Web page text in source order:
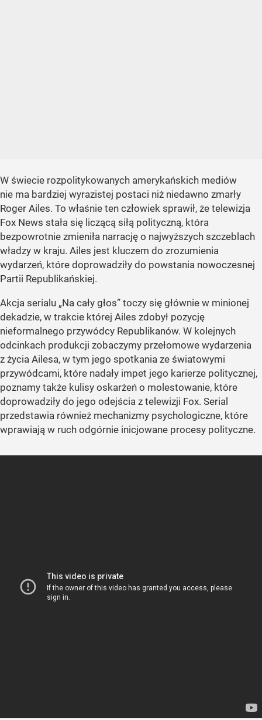
W świecie rozpolitykowanych amerykańskich mediów
nie ma bardziej wyrazistej postaci niż niedawno zmarły
Roger Ailes. To właśnie ten człowiek sprawił, że telewizja
Fox News stała się liczącą siłą polityczną, która
bezpowrotnie zmieniła narrację o najwyższych szczeblach
władzy w kraju. Ailes jest kluczem do zrozumienia
wydarzeń, które doprowadziły do powstania nowoczesnej
Partii Republikańskiej.
Akcja serialu „Na cały głos” toczy się głównie w minionej
dekadzie, w trakcie której Ailes zdobył pozycję
nieformalnego przywódcy Republikanów. W kolejnych
odcinkach produkcji zobaczymy przełomowe wydarzenia
z życia Ailesa, w tym jego spotkania ze światowymi
przywódcami, które nadały impet jego karierze politycznej,
poznamy także kulisy oskarżeń o molestowanie, które
doprowadziły do jego odejścia z telewizji Fox. Serial
przedstawia również mechanizmy psychologiczne, które
wprawiają w ruch odgórnie inicjowane procesy polityczne.